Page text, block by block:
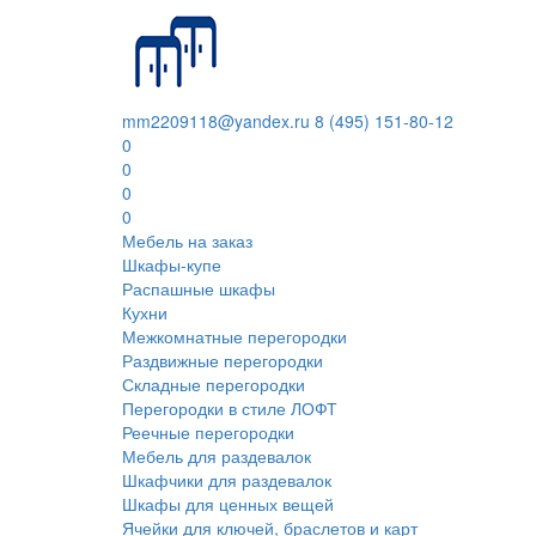
mm2209118@yandex.ru 8 (495) 151-80-12
0
0
0
0
Мебель на заказ
Шкафы-купе
Распашные шкафы
Кухни
Межкомнатные перегородки
Раздвижные перегородки
Складные перегородки
Перегородки в стиле ЛОФТ
Реечные перегородки
Мебель для раздевалок
Шкафчики для раздевалок
Шкафы для ценных вещей
Ячейки для ключей, браслетов и карт